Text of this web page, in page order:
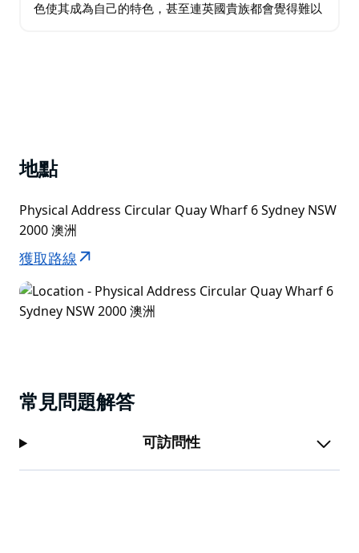
色使其成為自己的特色，甚至連英國貴族都會覺得難以
地點
Physical Address Circular Quay Wharf 6 Sydney NSW
2000 澳洲
獲取路線
常見問題解答
可訪問性